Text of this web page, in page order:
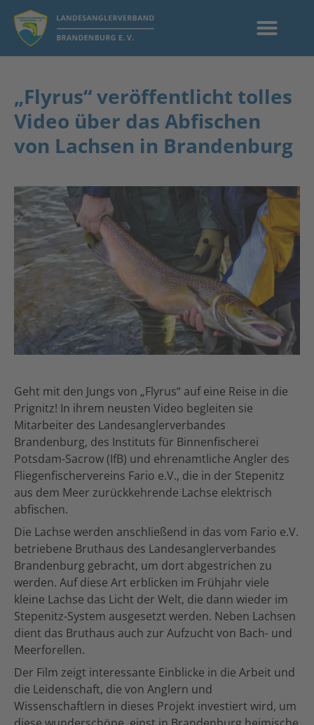
„Flyrus“ veröffentlicht tolles
Video über das Abfischen
von Lachsen in Brandenburg
Geht mit den Jungs von „Flyrus“ auf eine Reise in die
Prignitz! In ihrem neusten Video begleiten sie
Mitarbeiter des Landesanglerverbandes
Brandenburg, des Instituts für Binnenfischerei
Potsdam-Sacrow (IfB) und ehrenamtliche Angler des
Fliegenfischervereins Fario e.V., die in der Stepenitz
aus dem Meer zurückkehrende Lachse elektrisch
abfischen.
Die Lachse werden anschließend in das vom Fario e.V.
betriebene Bruthaus des Landesanglerverbandes
Brandenburg gebracht, um dort abgestrichen zu
werden. Auf diese Art erblicken im Frühjahr viele
kleine Lachse das Licht der Welt, die dann wieder im
Stepenitz-System ausgesetzt werden. Neben Lachsen
dient das Bruthaus auch zur Aufzucht von Bach- und
Meerforellen.
Der Film zeigt interessante Einblicke in die Arbeit und
die Leidenschaft, die von Anglern und
Wissenschaftlern in dieses Projekt investiert wird, um